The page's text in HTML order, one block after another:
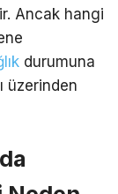
Ancak hangi
durumuna
üzerinden